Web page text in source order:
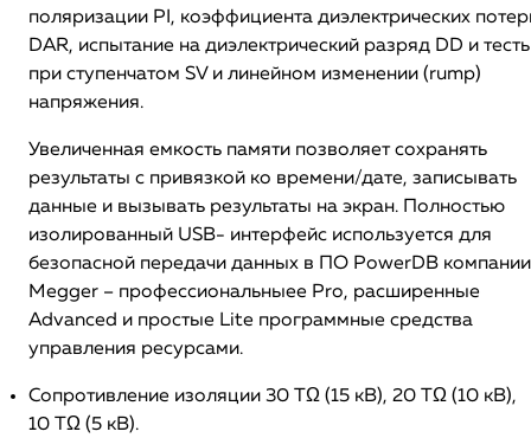
поляризации PI, коэффициента диэлектрических
DAR, испытание на диэлектрический разряд DD и
при ступенчатом SV и линейном изменении (rump)
напряжения.
Увеличенная емкость памяти позволяет сохранять
результаты с привязкой ко времени/дате, записывать
данные и вызывать результаты на экран. Полностью
изолированный USB- интерфейс используется для
безопасной передачи данных в ПО PowerDB компании
Megger – профессиональныее Pro, расширенные
Advanced и простые Lite программные средства
управления ресурсами.
Сопротивление изоляции 30 TΩ (15 кВ), 20 TΩ (10 кВ),
10 TΩ (5 кВ).